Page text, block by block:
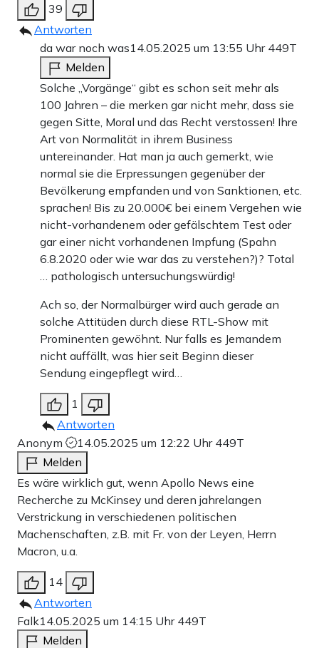
39
Antworten
da war noch was14.05.2025 um 13:55 Uhr 449T
Melden
Solche „Vorgänge“ gibt es schon seit mehr als
100 Jahren – die merken gar nicht mehr, dass sie
gegen Sitte, Moral und das Recht verstossen! Ihre
Art von Normalität in ihrem Business
untereinander. Hat man ja auch gemerkt, wie
normal sie die Erpressungen gegenüber der
Bevölkerung empfanden und von Sanktionen, etc.
sprachen! Bis zu 20.000€ bei einem Vergehen wie
nicht-vorhandenem oder gefälschtem Test oder
gar einer nicht vorhandenen Impfung (Spahn
6.8.2020 oder wie war das zu verstehen?)? Total
… pathologisch untersuchungswürdig!
Ach so, der Normalbürger wird auch gerade an
solche Attitüden durch diese RTL-Show mit
Prominenten gewöhnt. Nur falls es Jemandem
nicht auffällt, was hier seit Beginn dieser
Sendung eingepflegt wird…
1
Antworten
Anonym
14.05.2025 um 12:22 Uhr 449T
Melden
Es wäre wirklich gut, wenn Apollo News eine
Recherche zu McKinsey und deren jahrelangen
Verstrickung in verschiedenen politischen
Machenschaften, z.B. mit Fr. von der Leyen, Herrn
Macron, u.a.
14
Antworten
Falk14.05.2025 um 14:15 Uhr 449T
Melden